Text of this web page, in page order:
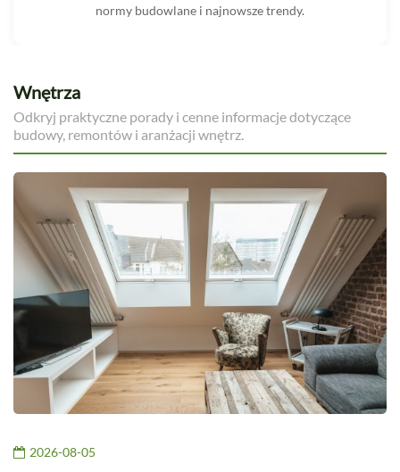
normy budowlane i najnowsze trendy.
Wnętrza
Odkryj praktyczne porady i cenne informacje dotyczące
budowy, remontów i aranżacji wnętrz.
2026-08-05